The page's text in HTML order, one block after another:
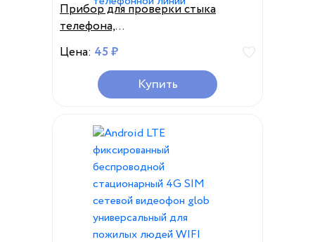
Прибор для проверки стыка
телефона,
телекоммуникационный
инструмент, набор сетевых
кабелей, профессиональное
тестовое устройство для
телефонной линии
Цена: 45 ₽
Купить